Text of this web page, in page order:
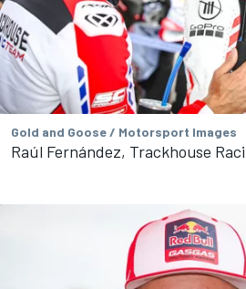
Gold and Goose / Motorsport Images
Raúl Fernández, Trackhouse